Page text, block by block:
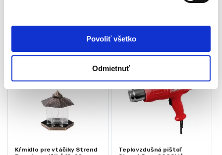
Povoliť všetko
Odmietnuť
Kŕmidlo pre vtáčiky Strend
Teplovzdušná pištoľ